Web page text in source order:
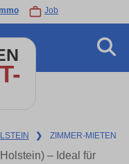
Job
❯ ZIMMER-MIETEN
– Ideal für